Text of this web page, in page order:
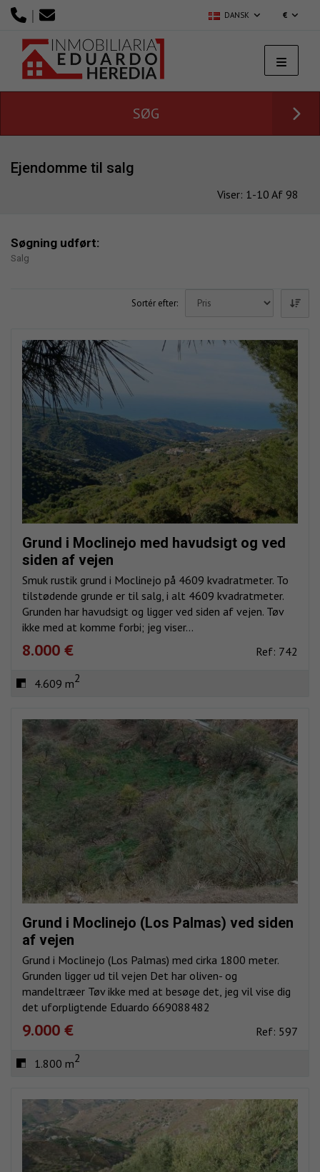
| DANSK €
SØG
Ejendomme til salg
Viser: 1-10 Af 98
Søgning udført:
Salg
Sortér efter:
Grund i Moclinejo med havudsigt og ved
siden af vejen
Smuk rustik grund i Moclinejo på 4609 kvadratmeter. To
tilstødende grunde er til salg, i alt 4609 kvadratmeter.
Grunden har havudsigt og ligger ved siden af vejen. Tøv
ikke med at komme forbi; jeg viser...
8.000 € Ref: 742
4.609 m2
Grund i Moclinejo (Los Palmas) ved siden
af vejen
Grund i Moclinejo (Los Palmas) med cirka 1800 meter.
Grunden ligger ud til vejen Det har oliven- og
mandeltræer Tøv ikke med at besøge det, jeg vil vise dig
det uforpligtende Eduardo 669088482
9.000 € Ref: 597
1.800 m2